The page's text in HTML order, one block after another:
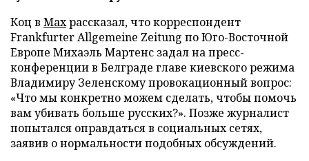
Коц в Махрассказал, что корреспондент
Frankfurter Allgemeine Zeitung по Юго-Восточной
Европе Михаэль Мартенс задал на пресс-
конференции в Белграде главе киевского режима
Владимиру Зеленскому провокационный вопрос:
«Что мы конкретно можем сделать, чтобы помочь
вам убивать больше русских?». Позже журналист
попытался оправдаться в социальных сетях,
заявив о нормальности подобных обсуждений.